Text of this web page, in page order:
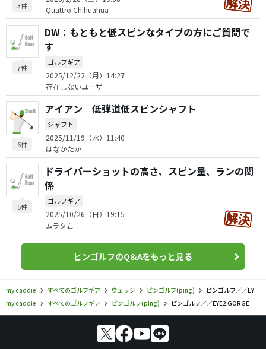
3件
Quattro Chihuahua
7件
DW：もともと低スピンなタイプの方にご質問で
す
ゴルフギア
2025/12/22（月）14:27
存在しないユーザ
6件
アイアン 低弾道低スピンシャフト
シャフト
2025/11/19（水）11:40
はなかたか
5件
ドライバーショットの高さ、スピン量、ランの関
係
ゴルフギア
2025/10/26（日）19:15
ムラタ君
ピンゴルフのQ&Aをもっと見る
my caddie すべてのゴルフギア ウェッジ ピンゴルフ(ping)
ピンゴルフ／／EYE2 GORGE ウェッジの口コミ評価
my caddie
すべてのゴルフギア ピンゴルフ(ping) ピンゴルフ／／EYE2 GORGE ウェッジの口コミ評価